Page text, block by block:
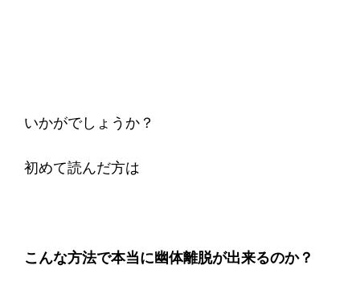
いかがでしょうか？
初めて読んだ方は
こんな方法で本当に幽体離脱が出来るのか？